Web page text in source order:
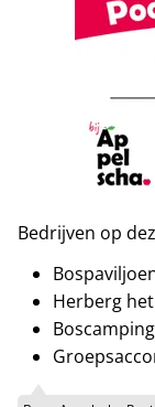
Bedrijven op
Herberg